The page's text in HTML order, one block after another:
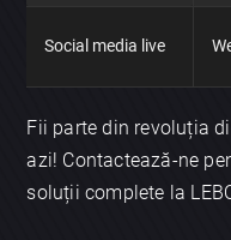
Social media live
Fii parte din revoluția
azi! Contactează-ne
soluții complete la